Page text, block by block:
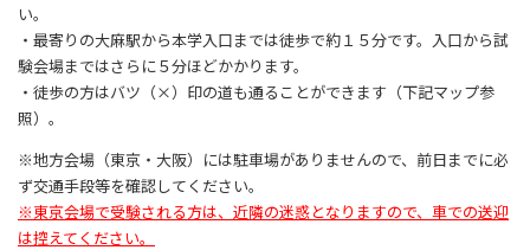
い。
・最寄りの大麻駅から本学入口までは徒歩で約１５分です。 入口から試
験会場まではさらに５分ほどかかります。
・徒歩の方はバツ（×）印の道も通ることができます（下記マップ参
照）。
※地方会場（東京・大阪）には駐車場がありませんので、前日までに必
ず交通手段等を確認してください。
※東京会場で受験される方は、近隣の迷惑となりますので、車での送迎
は控えてください。